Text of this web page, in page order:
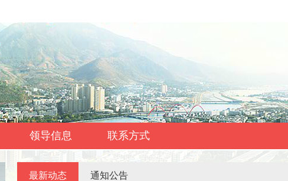
领导信息 联系方式
最新动态 通知公告